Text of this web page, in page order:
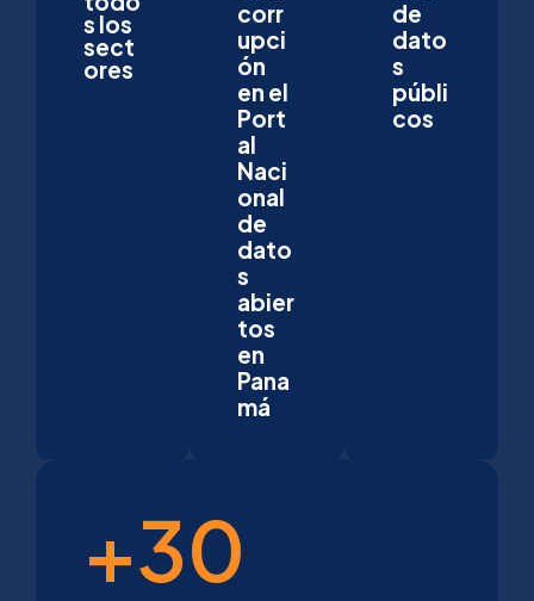
s los
sect
ores
corr
upci
ón
en el
Port
al
Naci
onal
de
dato
s
abier
tos
en
Pana
má
de
dato
s
públi
cos
+30